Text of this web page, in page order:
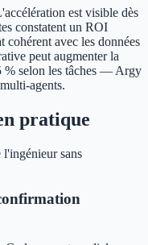
est visible dès
constatent un ROI
cohérent avec les données
peut augmenter la
% selon les tâches — Argy
agents.
pratique
sans